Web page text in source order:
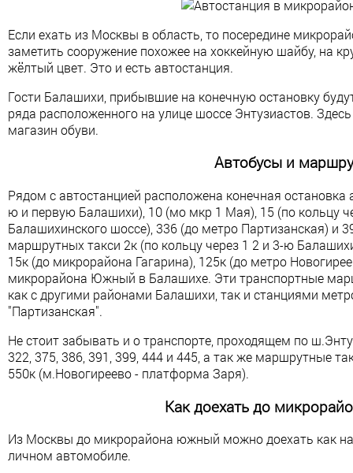
Если ехать из Москвы в область, то посередине
заметить сооружение похожее на хоккейную шайбу, на
жёлтый цвет. Это и есть автостанция.
Гости Балашихи, прибывшие на конечную остановку
ряда расположенного на улице шоссе Энтузиастов.
магазин обуви.
Автобусы и
Рядом с автостанцией расположена конечная остановка
ю и первую Балашихи), 10 (мо мкр 1 Мая), 15 (по кольцу
Балашихинского шоссе), 336 (до метро Партизанская) и
маршрутных такси 2к (по кольцу через 1 2 и 3-ю
15к (до микрорайона Гагарина), 125к (до метро
микрорайона Южный в Балашихе. Эти транспортные
как с другими районами Балашихи, так и станциями
"Партизанская".
Не стоит забывать и о транспорте, проходящем по
322, 375, 386, 391, 399, 444 и 445, а так же маршрутные
550к (м.Новогиреево - платформа Заря).
Как доехать до
Из Москвы до микрорайона южный можно доехать как
личном автомобиле.